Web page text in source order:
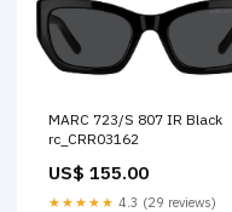
MARC 723/S 807 IR Black
rc_CRR03162
US$ 155.00
★★★★★ 4.3 (29 reviews)